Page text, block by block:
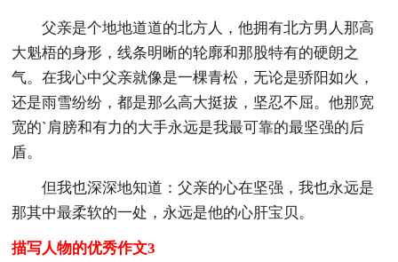
父亲是个地地道道的北方人，他拥有北方男人那高
大魁梧的身形，线条明晰的轮廓和那股特有的硬朗之
气。在我心中父亲就像是一棵青松，无论是骄阳如火，
还是雨雪纷纷，都是那么高大挺拔，坚忍不屈。他那宽
宽的`肩膀和有力的大手永远是我最可靠的最坚强的后
盾。
但我也深深地知道：父亲的心在坚强，我也永远是
那其中最柔软的一处，永远是他的心肝宝贝。
描写人物的优秀作文3